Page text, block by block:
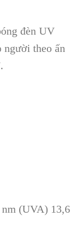
đèn UV
theo ấn
(UVA) 13,6